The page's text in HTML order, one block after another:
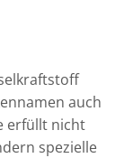
auch
erfüllt nicht
spezielle